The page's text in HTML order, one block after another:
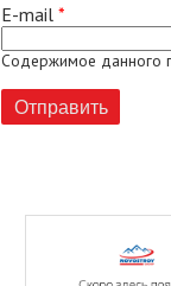
E-mail *
Содержимое данного